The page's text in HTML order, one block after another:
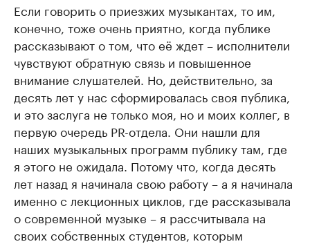
Если говорить о приезжих музыкантах, то им,
конечно, тоже очень приятно, когда публике
рассказывают о том, что её ждет – исполнители
чувствуют обратную связь и повышенное
внимание слушателей. Но, действительно, за
десять лет у нас сформировалась своя публика,
и это заслуга не только моя, но и моих коллег, в
первую очередь PR-отдела. Они нашли для
наших музыкальных программ публику там, где
я этого не ожидала. Потому что, когда десять
лет назад я начинала свою работу – а я начинала
именно с лекционных циклов, где рассказывала
о современной музыке – я рассчитывала на
своих собственных студентов, которым